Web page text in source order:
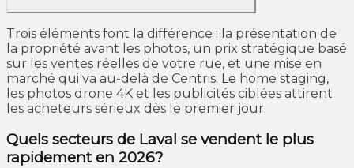
Trois éléments font la différence : la présentation de
la propriété avant les photos, un prix stratégique basé
sur les ventes réelles de votre rue, et une mise en
marché qui va au-delà de Centris. Le home staging,
les photos drone 4K et les publicités ciblées attirent
les acheteurs sérieux dès le premier jour.
Quels secteurs de Laval se vendent le plus
rapidement en 2026?